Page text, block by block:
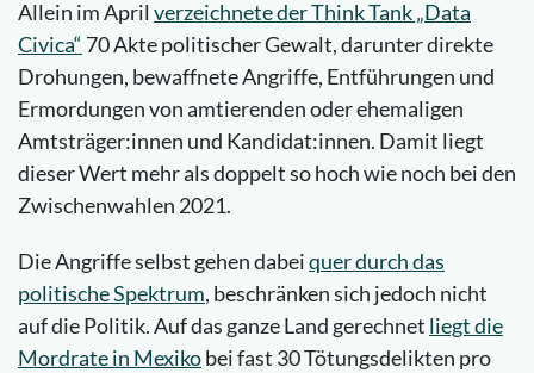
Allein im April verzeichnete der Think Tank „Data
Civica“ 70 Akte politischer Gewalt, darunter direkte
Drohungen, bewaffnete Angriffe, Entführungen und
Ermordungen von amtierenden oder ehemaligen
Amtsträger:innen und Kandidat:innen. Damit liegt
dieser Wert mehr als doppelt so hoch wie noch bei den
Zwischenwahlen 2021.
Die Angriffe selbst gehen dabeiquer durch das
politische Spektrum, beschränken sich jedoch nicht
auf die Politik. Auf das ganze Land gerechnet liegt die
Mordrate in Mexikobei fast 30 Tötungsdelikten pro